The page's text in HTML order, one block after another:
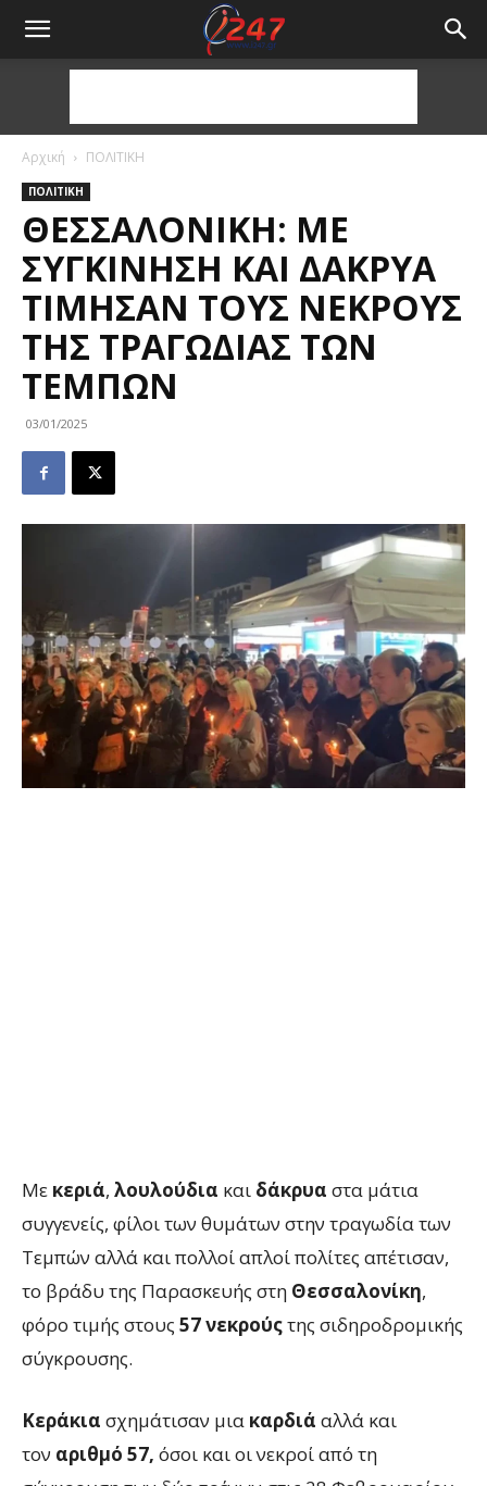
Αρχική ΠΟΛΙΤΙΚΗ
ΠΟΛΙΤΙΚΗ
ΘΕΣΣΑΛΟΝΊΚΗ: ΜΕ
ΣΥΓΚΊΝΗΣΗ ΚΑΙ ΔΆΚΡΥΑ
ΤΊΜΗΣΑΝ ΤΟΥΣ ΝΕΚΡΟΎΣ
ΤΗΣ ΤΡΑΓΩΔΊΑΣ ΤΩΝ
ΤΕΜΠΏΝ
03/01/2025
Με κεριά, λουλούδια και δάκρυα στα μάτια
συγγενείς, φίλοι των θυμάτων στην τραγωδία των
Τεμπών αλλά και πολλοί απλοί πολίτες απέτισαν,
το βράδυ της Παρασκευής στη Θεσσαλονίκη,
φόρο τιμής στους 57 νεκρούςτης σιδηροδρομικής
σύγκρουσης.
Κεράκια σχημάτισαν μια καρδιά αλλά και
τον αριθμό 57, όσοι και οι νεκροί από τη